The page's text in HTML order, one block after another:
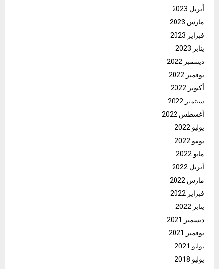
أبريل 2023
مارس 2023
فبراير 2023
يناير 2023
ديسمبر 2022
نوفمبر 2022
أكتوبر 2022
سبتمبر 2022
أغسطس 2022
يوليو 2022
يونيو 2022
مايو 2022
أبريل 2022
مارس 2022
فبراير 2022
يناير 2022
ديسمبر 2021
نوفمبر 2021
يوليو 2021
يوليو 2018